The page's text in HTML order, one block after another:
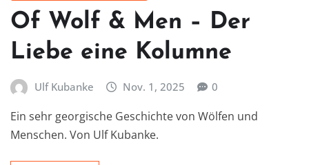
Of Wolf & Men – Der
Liebe eine Kolumne
Ulf Kubanke Nov. 1, 2025 0
Ein sehr georgische Geschichte von Wölfen und
Menschen. Von Ulf Kubanke.